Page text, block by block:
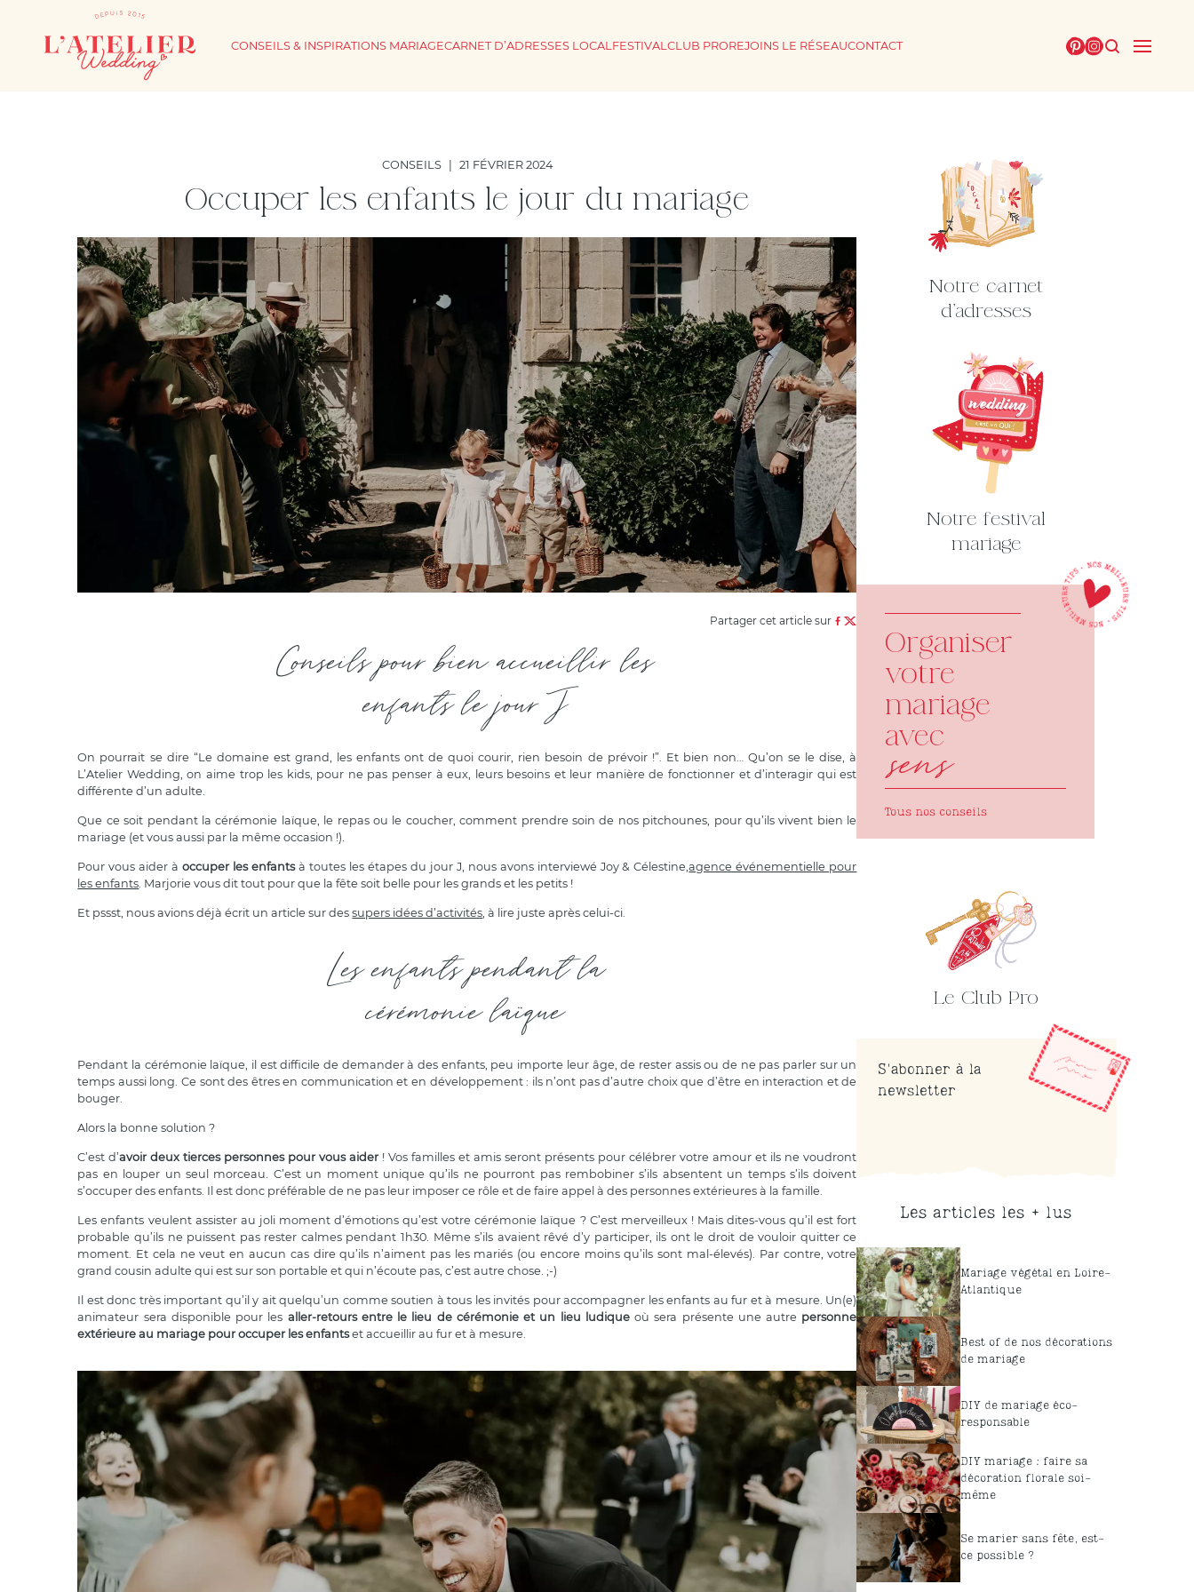
CONSEILS & INSPIRATIONS MARIAGECARNET D’ADRESSES LOCALFESTIVALCLUB PROREJOINS LE RÉSEAUCONTACT
CONSEILS 21 FÉVRIER 2024
Occuper les enfants le jour du mariage
Partager cet article sur
Conseils pour bien accueillir les
enfants le jour J
On pourrait se dire “Le domaine est grand, les enfants ont de quoi courir, rien besoin de prévoir !”. Et bien non… Qu’on se le dise, à
L’Atelier Wedding, on aime trop les kids, pour ne pas penser à eux, leurs besoins et leur manière de fonctionner et d’interagir qui est
différente d’un adulte.
Que ce soit pendant la cérémonie laïque, le repas ou le coucher, comment prendre soin de nos pitchounes, pour qu’ils vivent bien le
mariage (et vous aussi par la même occasion !).
Pour vous aider àoccuper les enfantsà toutes les étapes du jour J, nous avons interviewé Joy & Célestine,agence événementielle pour
les enfants. Marjorie vous dit tout pour que la fête soit belle pour les grands et les petits !
Et pssst, nous avions déjà écrit un article sur dessupers idées d’activités, à lire juste après celui-ci.
Les enfants pendant la
cérémonie laïque
Pendant la cérémonie laïque, il est difficile de demander à des enfants, peu importe leur âge, de rester assis ou de ne pas parler sur un
temps aussi long. Ce sont des êtres en communication et en développement : ils n’ont pas d’autre choix que d’être en interaction et de
bouger.
Alors la bonne solution ?
C’est d’avoir deux tierces personnes pour vous aider! Vos familles et amis seront présents pour célébrer votre amour et ils ne voudront
pas en louper un seul morceau. C’est un moment unique qu’ils ne pourront pas rembobiner s’ils absentent un temps s’ils doivent
s’occuper des enfants. Il est donc préférable de ne pas leur imposer ce rôle et de faire appel à des personnes extérieures à la famille.
Les enfants veulent assister au joli moment d’émotions qu’est votre cérémonie laïque ? C’est merveilleux ! Mais dites-vous qu’il est fort
probable qu’ils ne puissent pas rester calmes pendant 1h30. Même s’ils avaient rêvé d’y participer, ils ont le droit de vouloir quitter ce
moment. Et cela ne veut en aucun cas dire qu’ils n’aiment pas les mariés (ou encore moins qu’ils sont mal-élevés). Par contre, votre
grand cousin adulte qui est sur son portable et qui n’écoute pas, c’est autre chose. ;-)
Il est donc très important qu’il y ait quelqu’un comme soutien à tous les invités pour accompagner les enfants au fur et à mesure. Un(e)
animateur sera disponible pour les aller-retours entre le lieu de cérémonie et un lieu ludiqueoù sera présente une autre personne
extérieure au mariage pour occuper les enfantset accueillir au fur et à mesure.
Notre carnet
d'adresses
Notre festival
mariage
Organiser
votre
mariage
avec
sens
Tous nos conseils
Le Club Pro
S'abonner à la
newsletter
Les articles les + lus
Mariage végétal en Loire-
Atlantique
Best of de nos décorations
de mariage
DIY de mariage éco-
responsable
DIY mariage : faire sa
décoration florale soi-
même
Se marier sans fête, est-
ce possible ?